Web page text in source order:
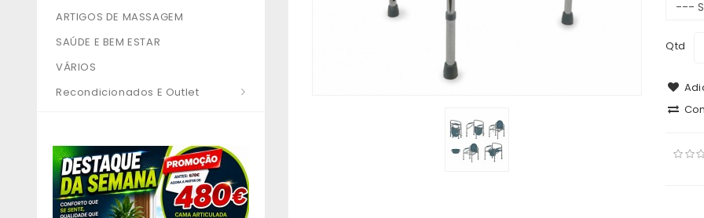
ARTIGOS DE MASSAGEM
SAÚDE E BEM ESTAR
VÁRIOS
Recondicionados E Outlet
Qtd